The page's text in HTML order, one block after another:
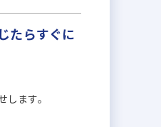
たらすぐに
ます。